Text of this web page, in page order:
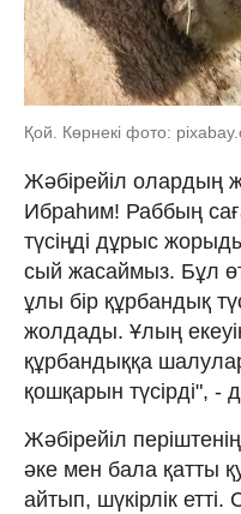
Қой. Көрнекі фото:
Жәбірейіл олардың
Ибраһим! Раббың
түсіңді дұрыс
сый жасаймыз. Бұл
ұлы бір құрбандық
жолдады. Ұлың
құрбандыққа
қошқарын түсірді", -
Жәбірейіл
әке мен бала қатты
айтып, шүкірлік